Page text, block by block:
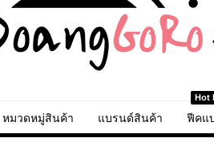
หมวดหมู่สินค้า แบรนด์สินค้า
Hot
ฟีคแ